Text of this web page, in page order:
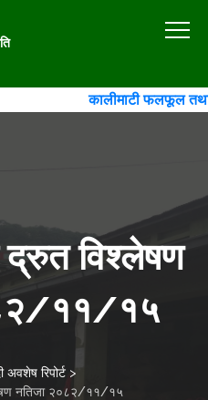
कालीमाटी फलफूल तथा
द्रुत विश्लेषण
११/१५
अवशेष रिपोर्ट>
नतिजा २०८२/११/१५